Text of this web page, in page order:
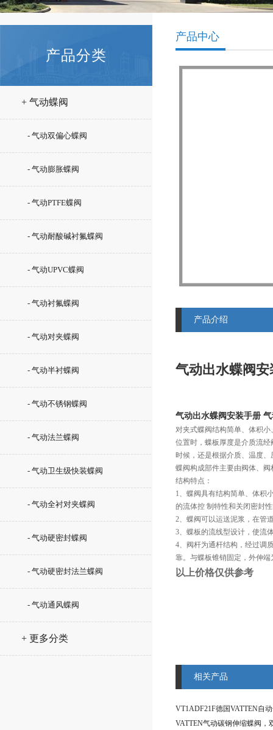
产品分类
+ 气动蝶阀
- 气动双偏心蝶阀
- 气动膨胀蝶阀
- 气动PTFE蝶阀
- 气动耐酸碱衬氟蝶阀
- 气动UPVC蝶阀
- 气动衬氟蝶阀
- 气动对夹蝶阀
- 气动半衬蝶阀
- 气动不锈钢蝶阀
- 气动法兰蝶阀
- 气动卫生级快装蝶阀
- 气动全衬对夹蝶阀
- 气动硬密封蝶阀
- 气动硬密封法兰蝶阀
- 气动通风蝶阀
+ 更多分类
产品中心
产品介绍
气动出水蝶阀
气动出水蝶阀安装手册
对夹式蝶阀结构简单、体积
位置时，蝶板厚度是介质流
时候，还是根据介质、温度
蝶阀构成部件主要由阀体、
结构特点：
1、蝶阀具有结构简单、体积
的流体控 制特性和关闭密封
2、蝶阀可以运送泥浆，在管
3、蝶板的流线型设计，使流
4、阀杆为通杆结构，经过调
靠。与蝶板锥销固定，外伸
以上价格仅供参考
相关产品